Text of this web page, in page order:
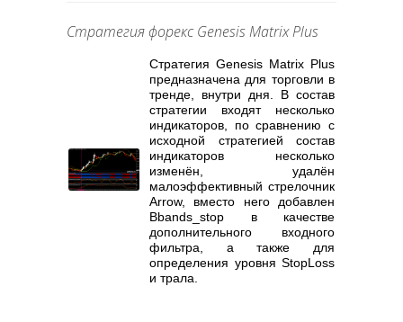
Стратегия форекс Genesis Matrix Plus
Стратегия Genesis Matrix Plus
предназначена для торговли в
тренде, внутри дня. В состав
стратегии входят несколько
индикаторов, по сравнению с
исходной стратегией состав
индикаторов несколько
изменён, удалён
малоэффективный стрелочник
Arrow, вместо него добавлен
Bbands_stop в качестве
дополнительного входного
фильтра, а также для
определения уровня StopLoss
и трала.